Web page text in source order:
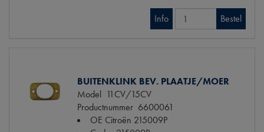
Info Bestel
BUITENKLINK BEV. PLAATJE/MOER
Model 11CV/15CV
Productnummer 6600061
OE Citroën 215009P